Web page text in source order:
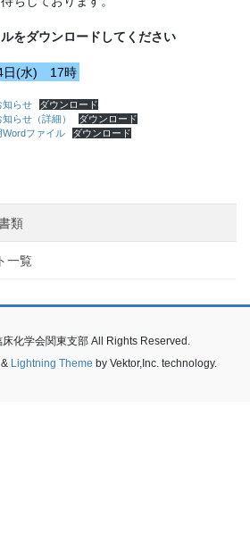
をダウンロードしてください
日(水) 17時
知らせ
ダウンロード
らせ（詳細）
ダウンロード
ファイル
ダウンロード
類
一覧
化学会関東支部 All Rights Reserved.
Lightning Theme by Vektor,Inc. technology.